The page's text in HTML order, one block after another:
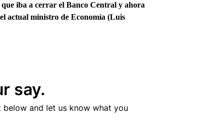
iba a cerrar el Banco Central y ahora
actual ministro de Economía (Luis
say.
below and let us know what you